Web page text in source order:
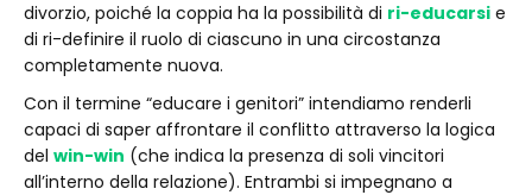
divorzio, poiché la coppia ha la possibilità di ri-educarsi e
di ri-definire il ruolo di ciascuno in una circostanza
completamente nuova.
Con il termine “educare i genitori” intendiamo renderli
capaci di saper affrontare il conflitto attraverso la logica
del win-win (che indica la presenza di soli vincitori
all’interno della relazione). Entrambi si impegnano a